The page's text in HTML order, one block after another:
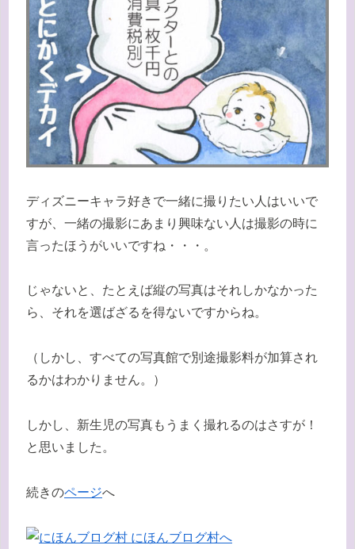
ディズニーキャラ好きで一緒に撮りたい人はいいで
すが、一緒の撮影にあまり興味ない人は撮影の時に
言ったほうがいいですね・・・。
じゃないと、たとえば縦の写真はそれしかなかった
ら、それを選ばざるを得ないですからね。
（しかし、すべての写真館で別途撮影料が加算され
るかはわかりません。）
しかし、新生児の写真もうまく撮れるのはさすが！
と思いました。
続きのページへ